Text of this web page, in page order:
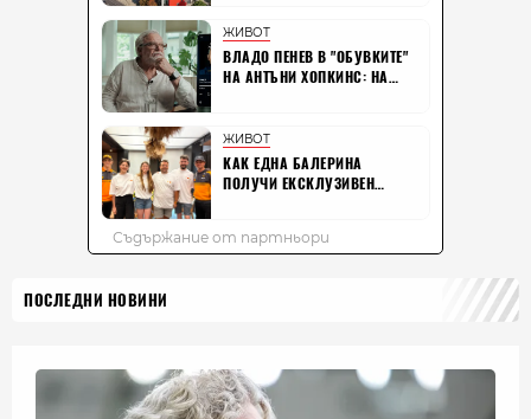
ПОСЛЕДНИ НОВИНИ